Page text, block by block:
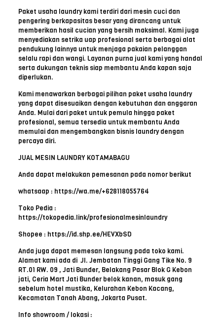
Paket usaha laundry kami terdiri dari mesin cuci dan
pengering berkapasitas besar yang dirancang untuk
memberikan hasil cucian yang bersih maksimal. Kami juga
menyediakan setrika uap profesional serta berbagai alat
pendukung lainnya untuk menjaga pakaian pelanggan
selalu rapi dan wangi. Layanan purna jual kami yang handal
serta dukungan teknis siap membantu Anda kapan saja
diperlukan.
Kami menawarkan berbagai pilihan paket usaha laundry
yang dapat disesuaikan dengan kebutuhan dan anggaran
Anda. Mulai dari paket untuk pemula hingga paket
profesional, semua tersedia untuk membantu Anda
memulai dan mengembangkan bisnis laundry dengan
percaya diri.
JUAL MESIN LAUNDRY KOTAMABAGU
Anda dapat melakukan pemesanan pada nomor berikut
whatsaap : https://wa.me/+628118055764
Toko Pedia :
https://tokopedia.link/profesionalmesinlaundry
Shopee : https://id.shp.ee/HEVXbSD
Anda juga dapat memesan langsung pada toko kami.
Alamat kami ada di Jl. Jembatan Tinggi Gang Tike No. 9
RT.01 RW. 09 , Jati Bunder, Belakang Pasar Blok G Kebon
jati, Ceria Mart Jati Bunder belok kanan, masuk gang
sebelum hotel mustika, Kelurahan Kebon Kacang,
Kecamatan Tanah Abang, Jakarta Pusat.
Info showroom / lokasi :